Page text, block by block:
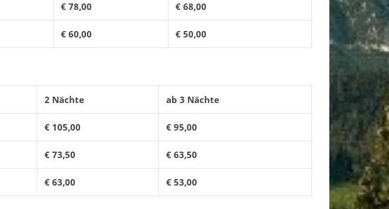
€ 78,00 € 68,00
€ 60,00 € 50,00
2 Nächte ab 3 Nächte
€ 105,00 € 95,00
€ 73,50 € 63,50
€ 63,00 € 53,00